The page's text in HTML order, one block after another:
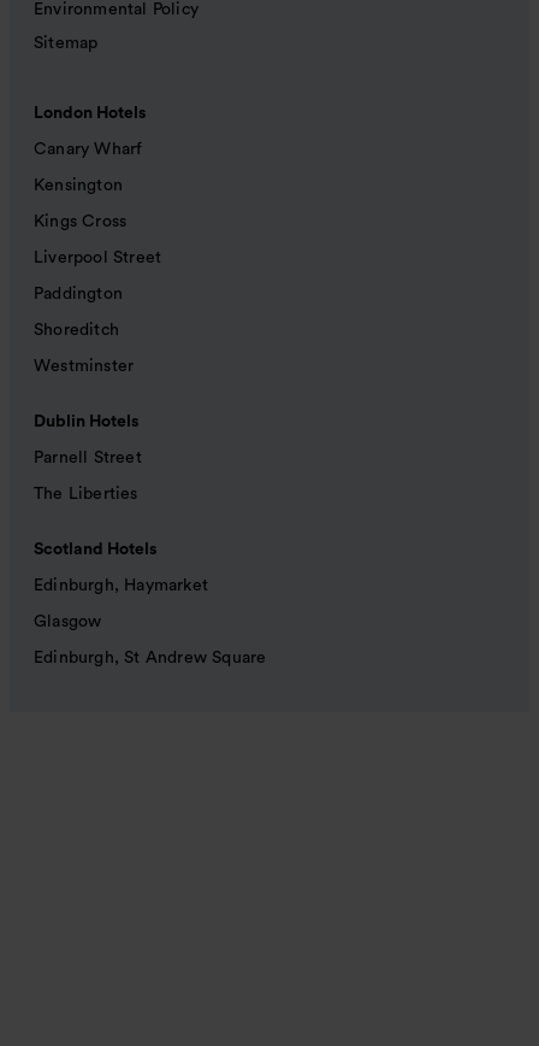
Environmental Policy
Sitemap
London Hotels
Canary Wharf
Kensington
Kings Cross
Liverpool Street
Paddington
Shoreditch
Westminster
Dublin Hotels
Parnell Street
The Liberties
Scotland Hotels
Edinburgh, Haymarket
Glasgow
Edinburgh, St Andrew Square